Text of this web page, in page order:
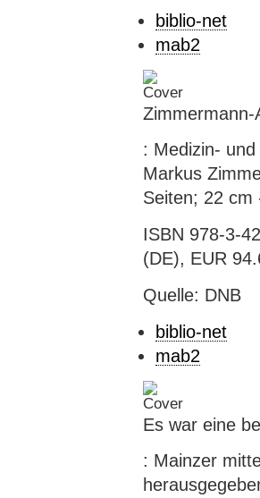
biblio-net
mab2
Zimmermann-
: Medizin-
Markus
Seiten; 22 cm
ISBN 978-3-
(DE), EUR
Quelle: DNB
biblio-net
mab2
Es war eine
: Mainzer